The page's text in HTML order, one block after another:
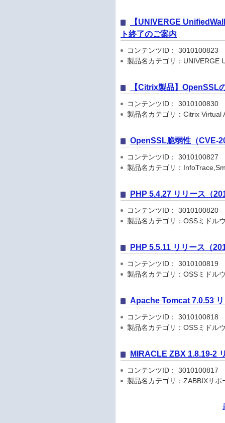
【UNIVERGE
ト終了のご案内
コンテンツID： 3010100823
製品名カテゴリ：UNIVERGE
【Citrix製品】OpenSSL
コンテンツID： 3010100830
製品名カテゴリ：Citrix
OpenSSL脆弱性（CVE-
コンテンツID： 3010100827
製品名カテゴリ：
PHP 5.4.27 リリース（
コンテンツID： 3010100820
製品名カテゴリ：OSSミドル
PHP 5.5.11 リリース（
コンテンツID： 3010100819
製品名カテゴリ：OSSミドル
Apache Tomcat 7.0.53
コンテンツID： 3010100818
製品名カテゴリ：OSSミドル
MIRACLE ZBX 1.8.19-2
コンテンツID： 3010100817
製品名カテゴリ：ZABBIXサポ